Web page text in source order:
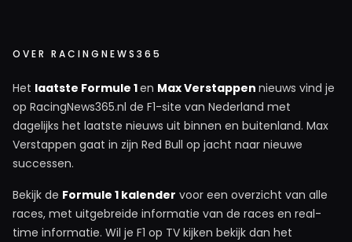
OVER RACINGNEWS365
Het laatste Formule 1en Max Verstappen nieuws vind je
op RacingNews365.nl de F1-site van Nederland met
dagelijks het laatste nieuws uit binnen en buitenland. Max
Verstappen gaat in zijn Red Bull op jacht naar nieuwe
successen.
Bekijk de Formule 1 kalender voor een overzicht van alle
races, met uitgebreide informatie van de races en real-
time informatie. Wil je F1 op TV kijken bekijk dan het